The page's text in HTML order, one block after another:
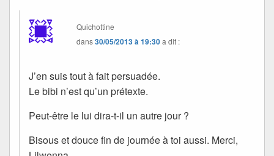
Quichottine
dans30/05/2013 à 19:30a dit :
J’en suis tout à fait persuadée.
Le bibi n’est qu’un prétexte.
Peut-être le lui dira-t-il un autre jour ?
Bisous et douce fin de journée à toi aussi. Merci,